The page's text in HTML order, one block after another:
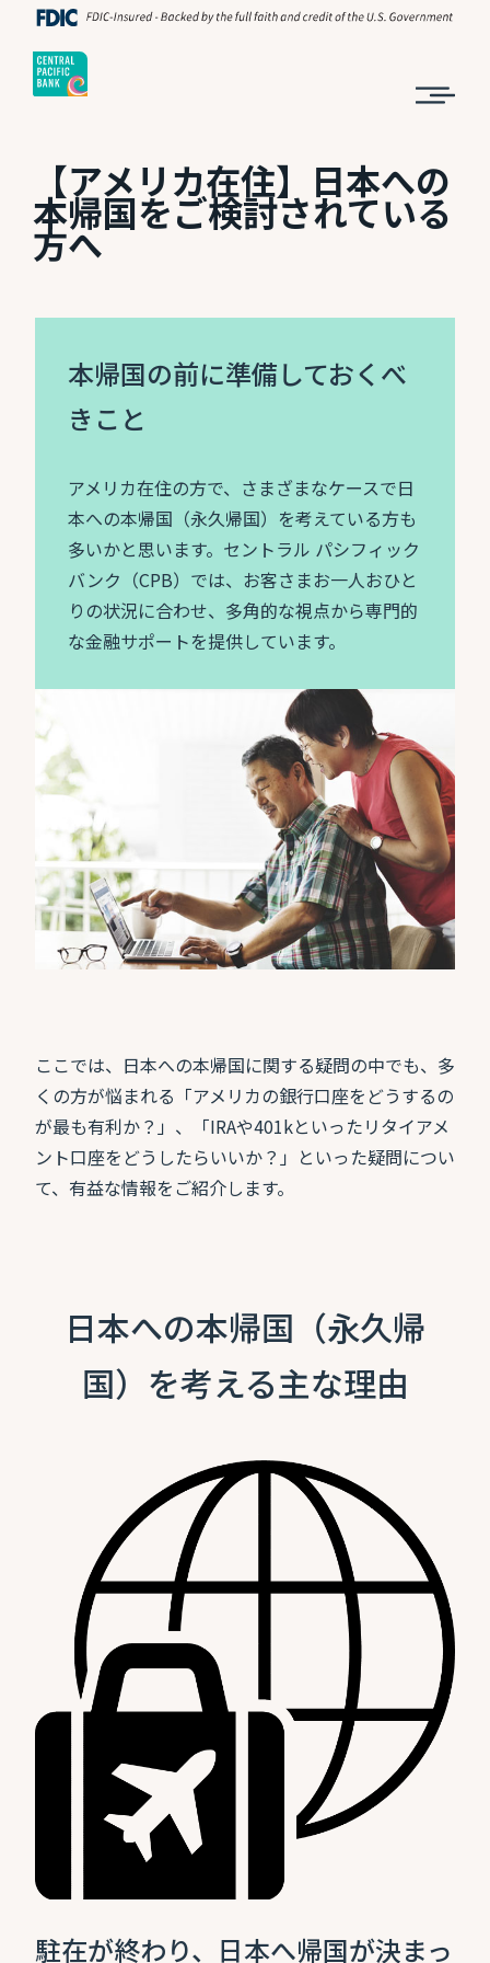
【アメリカ在住】日本への
本帰国をご検討されている
方へ
本帰国の前に準備しておくべ
きこと
アメリカ在住の方で、さまざまなケースで日
本への本帰国（永久帰国）を考えている方も
多いかと思います。セントラル パシフィック
バンク（CPB）では、お客さまお一人おひと
りの状況に合わせ、多角的な視点から専門的
な金融サポートを提供しています。
ここでは、日本への本帰国に関する疑問の中でも、多
くの方が悩まれる「アメリカの銀行口座をどうするの
が最も有利か？」、「IRAや401kといったリタイアメ
ント口座をどうしたらいいか？」といった疑問につい
て、有益な情報をご紹介します。
日本への本帰国（永久帰
国）を考える主な理由
駐在が終わり、日本へ帰国が決まっ